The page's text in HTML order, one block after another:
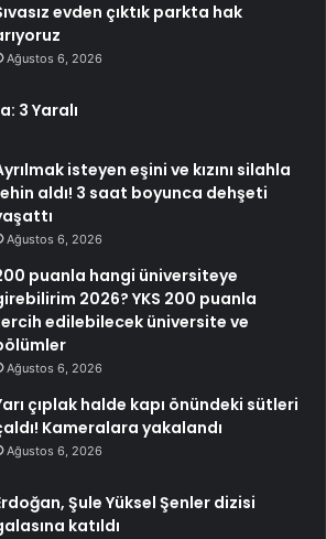
evden çıktık parkta hak
Ağustos 6, 2026
3 Yaralı
isteyen eşini ve kızını silahla
aldı! 3 saat boyunca dehşeti
Ağustos 6, 2026
puanla hangi üniversiteye
2026? YKS 200 puanla
edilebilecek üniversite ve
Ağustos 6, 2026
çıplak halde kapı önündeki sütleri
Kameralara yakalandı
Ağustos 6, 2026
Şule Yüksel Şenler dizisi
katıldı